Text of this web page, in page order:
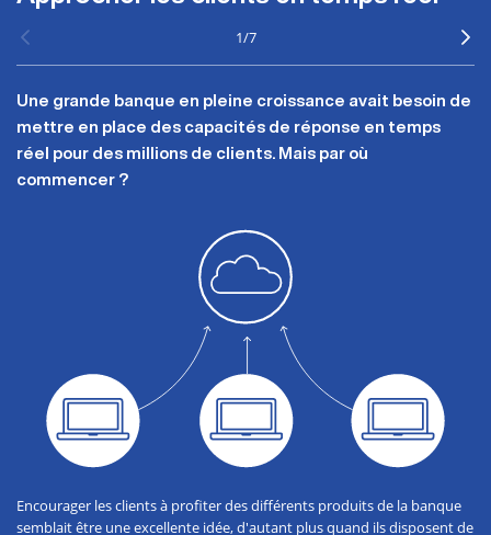
1/7
Une grande banque en pleine croissance avait besoin de
mettre en place des capacités de réponse en temps
réel pour des millions de clients. Mais par où
commencer ?
Encourager les clients à profiter des différents produits de la banque
semblait être une excellente idée, d'autant plus quand ils disposent de